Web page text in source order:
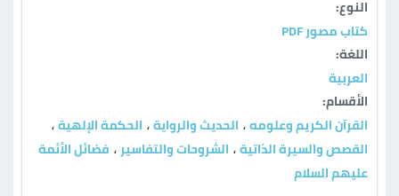
النوع:
كتاب مصور PDF
اللغة:
العربية
الأقسام:
القرآن الكريم وعلومه ، الحديث والرواية ، الحكمة الإلهية ،
القصص والسيرة الذاتية ، الشروحات والتفاسير ، فضائل الأئمة
عليهم السلام